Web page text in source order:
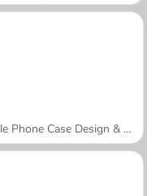
Mobile Phone Case Design & DIY